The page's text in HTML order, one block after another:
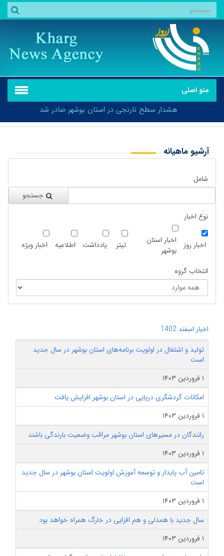
منو اصلی
هشدار سطح نارنجی در استان بوشهر صادر شد
آرشیو ماهیانه
شامل
جستجو
نوع اخبار
اخبار روز
اخبار استان
بوشهر
تیتر یادداشت اطلاعیه اخبار ویژه
انتخاب گروه
اخبار اسفند 1402
تولید و اشتغال در اولویت برنامه‌های استان بوشهر در سال جدید
است
۱ فروردین ۱۴۰۳
امکانات گردشگری دریایی در استان بوشهر افزایش یافت
۱ فروردین ۱۴۰۳
رانندگان در مسیرهای استان بوشهر مراقب وضعیت بارندگی باشند
۱ فروردین ۱۴۰۳
تامین آب پایدار و توسعه آموزش اولویت استان بوشهر در سال جدید
است
۱ فروردین ۱۴۰۳
سال جدید با همدلی و هم افزایی در خارگ همراه خواهد بود
۱ فروردین ۱۴۰۳